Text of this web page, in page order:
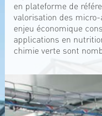
en plateforme de
valorisation des
enjeu économique
applications en
chimie verte sont